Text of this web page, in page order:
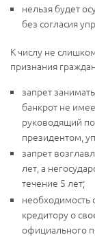
нельзя будет
без согласия
К числу не
признания
запрет
банкрот не
руководящий
президентом,
запрет
лет, а
течение 5 лет;
необходимость
кредитору о
официального